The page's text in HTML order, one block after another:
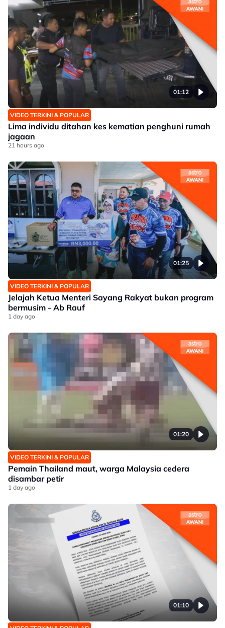
01:12
VIDEO TERKINI & POPULAR
Lima individu ditahan kes kematian penghuni rumah
jagaan
21 hours ago
01:25
VIDEO TERKINI & POPULAR
Jelajah Ketua Menteri Sayang Rakyat bukan program
bermusim - Ab Rauf
1 day ago
01:20
VIDEO TERKINI & POPULAR
Pemain Thailand maut, warga Malaysia cedera
disambar petir
1 day ago
01:10